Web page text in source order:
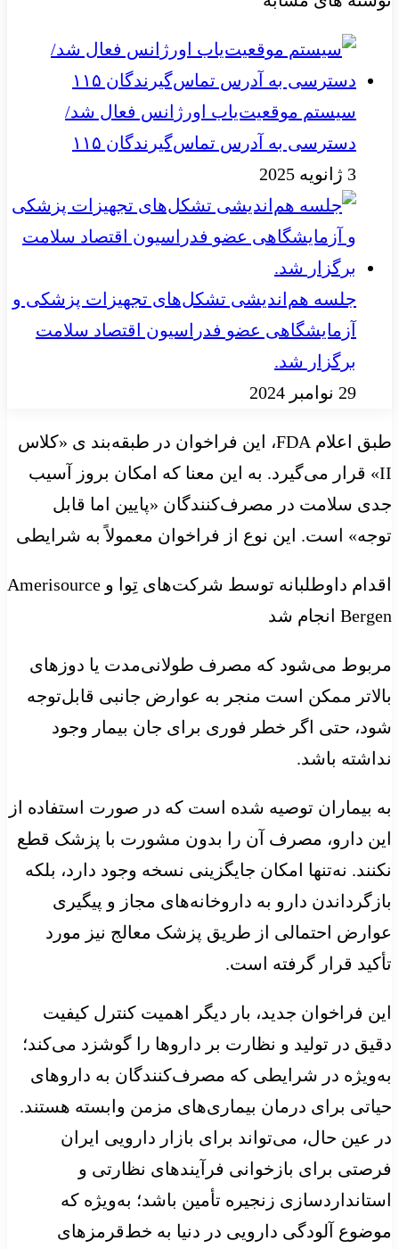
سیستم موقعیت‌یاب اورژانس فعال شد/
دسترسی به آدرس تماس‌گیرندگان ۱۱۵
3 ژانویه 2025
جلسه هم‌اندیشی تشکل‌های تجهیزات پزشکی و
آزمایشگاهی عضو فدراسیون اقتصاد سلامت
برگزار شد.
29 نوامبر 2024
طبق اعلام FDA، این فراخوان در طبقه‌بند ی «کلاس
II» قرار می‌گیرد. به این معنا که امکان بروز آسیب
جدی سلامت در مصرف‌کنندگان «پایین اما قابل
توجه» است. این نوع از فراخوان معمولاً به شرایطی
اقدام داوطلبانه توسط شرکت‌های تِوا و Amerisource
Bergen انجام شد
مربوط می‌شود که مصرف طولانی‌مدت یا دوزهای
بالاتر ممکن است منجر به عوارض جانبی قابل‌توجه
شود، حتی اگر خطر فوری برای جان بیمار وجود
نداشته باشد.
به بیماران توصیه شده است که در صورت استفاده از
این دارو، مصرف آن را بدون مشورت با پزشک قطع
نکنند. نه‌تنها امکان جایگزینی نسخه وجود دارد، بلکه
بازگرداندن دارو به داروخانه‌های مجاز و پیگیری
عوارض احتمالی از طریق پزشک معالج نیز مورد
تأکید قرار گرفته است.
این فراخوان جدید، بار دیگر اهمیت کنترل کیفیت
دقیق در تولید و نظارت بر داروها را گوشزد می‌کند؛
به‌ویژه در شرایطی که مصرف‌کنندگان به داروهای
حیاتی برای درمان بیماری‌های مزمن وابسته هستند.
در عین حال، می‌تواند برای بازار دارویی ایران
فرصتی برای بازخوانی فرآیندهای نظارتی و
استانداردسازی زنجیره تأمین باشد؛ به‌ویژه که
موضوع آلودگی دارویی در دنیا به خط‌قرمزهای